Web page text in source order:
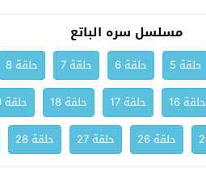
مسلسل سره الباتع
حلقة 5 حلقة 6 حلقة 7 حلقة 8
حلقة 16 حلقة 17 حلقة 18 حلقة 19
حلقة 26 حلقة 27 حلقة 28